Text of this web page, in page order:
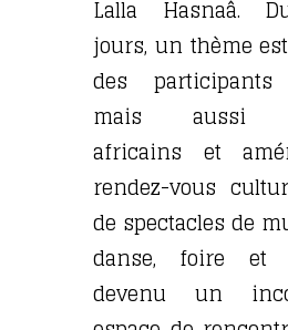
Lalla Hasnaâ.
jours, un thème
des participants
mais aussi
africains et
rendez-vous
de spectacles de
danse, foire et
devenu un